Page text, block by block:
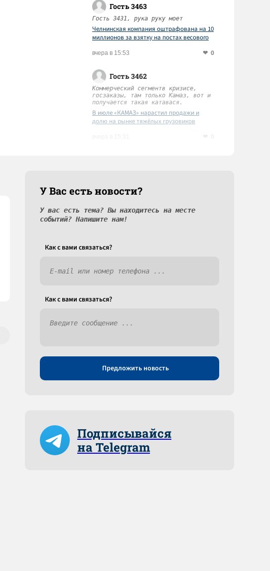
Гость 3463
Гость 3431, рука руку моет
Челнинская компания оштрафована на 10
миллионов за взятку на постах весового
вчера в 15:53 0
Гость 3462
Коммерческий сегментв кризисе,
госзаказы, там только Камаз, вот и
получается такая катавася.
В июле «КАМАЗ» нарастил продажи и
долю на рынке тяжёлых грузовиков
У Вас есть новости?
У вас есть тема? Вы находитесь на месте
событий? Напишите нам!
Как c вами связаться?
Как c вами связаться?
Предложить новость
Подписывайся
на Telegram